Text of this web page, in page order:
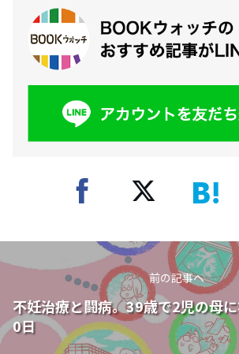
前の記事へ
不妊治療と闘病。39歳で2児の母
0日